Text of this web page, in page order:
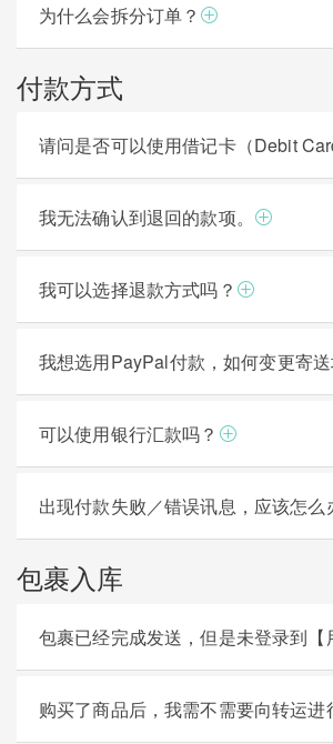
为什么会拆分订单？
付款方式
请问是否可以使用借记卡（Debit
我无法确认到退回的款项。
我可以选择退款方式吗？
我想选用PayPal付款，如何变更寄送
可以使用银行汇款吗？
出现付款失败／错误讯息，应该怎么
包裹入库
包裹已经完成发送，但是未登录到【
购买了商品后，我需不需要向转运进